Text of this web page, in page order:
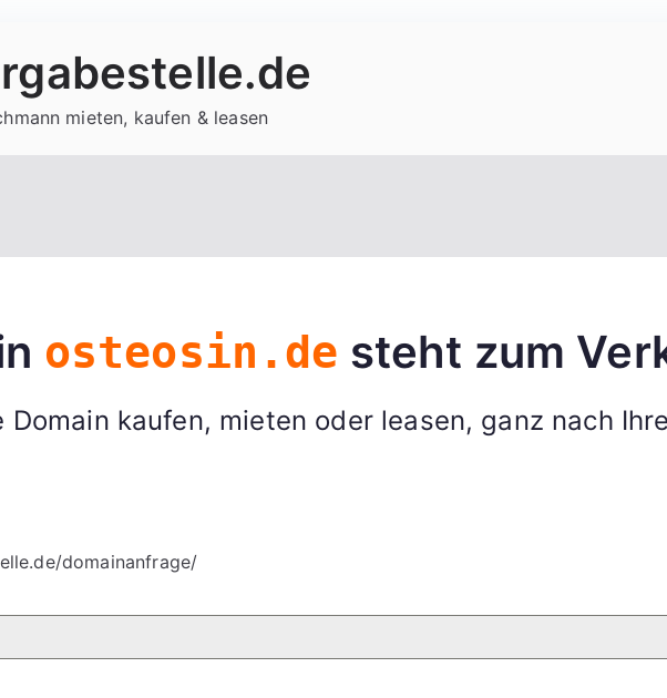
mieten, kaufen & leasen
osteosin.de steht zum
Domain kaufen, mieten oder leasen, ganz nach
domainanfrage/